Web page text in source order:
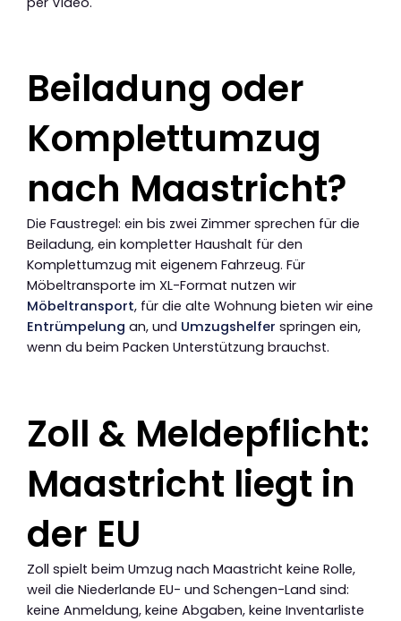
Beiladung oder
Komplettumzug
nach Maastricht?
Die Faustregel: ein bis zwei Zimmer sprechen für die
Beiladung, ein kompletter Haushalt für den
Komplettumzug mit eigenem Fahrzeug. Für
Möbeltransporte im XL-Format nutzen wir
Möbeltransport, für die alte Wohnung bieten wir eine
Entrümpelung an, und Umzugshelfer springen ein,
wenn du beim Packen Unterstützung brauchst.
Zoll & Meldepflicht:
Maastricht liegt in
der EU
Zoll spielt beim Umzug nach Maastricht keine Rolle,
weil die Niederlande EU- und Schengen-Land sind:
keine Anmeldung, keine Abgaben, keine Inventarliste